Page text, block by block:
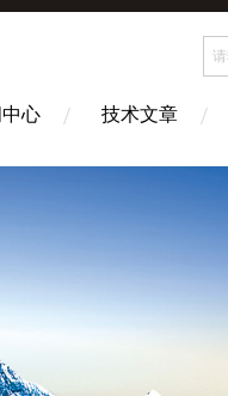
心 技术文章